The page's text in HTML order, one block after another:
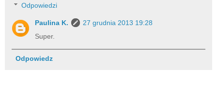
Odpowiedzi
Paulina K.
27 grudnia 2013 19:28
Super.
Odpowiedz